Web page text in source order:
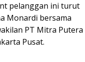
pelanggan ini turut
Monardi bersama
PT Mitra Putera
Pusat.